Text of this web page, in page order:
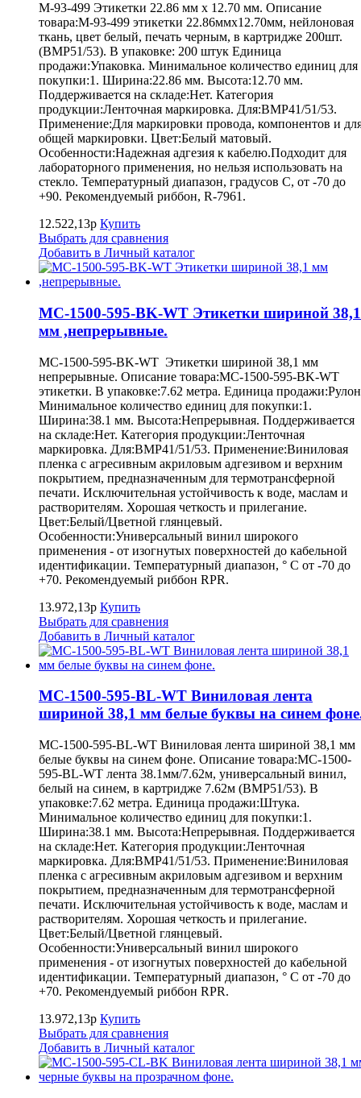
M-93-499 Этикетки 22.86 мм х 12.70 мм. Описание
товара:M-93-499 этикетки 22.86ммх12.70мм, нейлоновая
ткань, цвет белый, печать черным, в картридже 200шт.
(BMP51/53). В упаковке: 200 штук Единица
продажи:Упаковка. Минимальное количество единиц для
покупки:1. Ширина:22.86 мм. Высота:12.70 мм.
Поддерживается на складе:Нет. Категория
продукции:Ленточная маркировка. Для:BMP41/51/53.
Применение:Для маркировки провода, компонентов и
общей маркировки. Цвет:Белый матовый.
Особенности:Надежная адгезия к кабелю.Подходит для
лабораторного применения, но нельзя использовать на
стекло. Температурный диапазон, градусов С, от -70 до
+90. Рекомендуемый риббон, R-7961.
12.522,13р Купить
Выбрать для сравнения
Добавить в Личный каталог
MC-1500-595-BK-WT Этикетки шириной 38,1
мм ,непрерывные.
MC-1500-595-BK-WT Этикетки шириной 38,1 мм
непрерывные. Описание товара:MC-1500-595-BK-WT
этикетки. В упаковке:7.62 метра. Единица
Минимальное количество единиц для покупки:1.
Ширина:38.1 мм. Высота:Непрерывная. Поддерживается
на складе:Нет. Категория продукции:Ленточная
маркировка. Для:BMP41/51/53. Применение:Виниловая
пленка с агресивным акриловым адгезивом и верхним
покрытием, предназначенным для термотрансферной
печати. Исключительная устойчивость к воде, маслам и
растворителям. Хорошая четкость и прилегание.
Цвет:Белый/Цветной глянцевый.
Особенности:Универсальный винил широкого
применения - от изогнутых поверхностей до кабельной
идентификации. Температурный диапазон, ° С от -70 до
+70. Рекомендуемый риббон RPR.
13.972,13р Купить
Выбрать для сравнения
Добавить в Личный каталог
MC-1500-595-BL-WT Виниловая лента
шириной 38,1 мм белые буквы на синем
MC-1500-595-BL-WT Виниловая лента шириной 38,1 мм
белые буквы на синем фоне. Описание товара:MC-1500-
595-BL-WT лента 38.1мм/7.62м, универсальный винил,
белый на синем, в картридже 7.62м (BMP51/53). В
упаковке:7.62 метра. Единица продажи:Штука.
Минимальное количество единиц для покупки:1.
Ширина:38.1 мм. Высота:Непрерывная. Поддерживается
на складе:Нет. Категория продукции:Ленточная
маркировка. Для:BMP41/51/53. Применение:Виниловая
пленка с агресивным акриловым адгезивом и верхним
покрытием, предназначенным для термотрансферной
печати. Исключительная устойчивость к воде, маслам и
растворителям. Хорошая четкость и прилегание.
Цвет:Белый/Цветной глянцевый.
Особенности:Универсальный винил широкого
применения - от изогнутых поверхностей до кабельной
идентификации. Температурный диапазон, ° С от -70 до
+70. Рекомендуемый риббон RPR.
13.972,13р Купить
Выбрать для сравнения
Добавить в Личный каталог